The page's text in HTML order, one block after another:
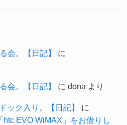
会。【日記】
に
会。【日記】 に dona より
ック入り。【日記】
に
htc EVO WiMAX」をお借りし